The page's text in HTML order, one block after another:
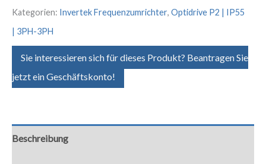
Kategorien: Invertek Frequenzumrichter, Optidrive P2 | IP55
| 3PH-3PH
Sie interessieren sich für dieses Produkt? Beantragen Sie
jetzt ein Geschäftskonto!
Beschreibung